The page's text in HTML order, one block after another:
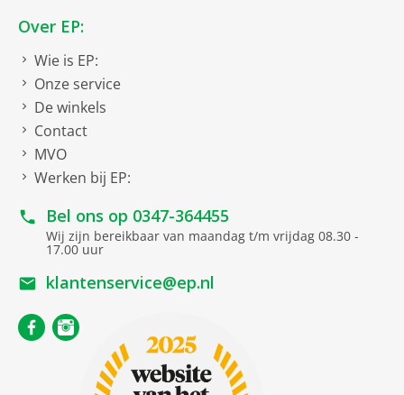
Over EP:
Wie is EP:
Onze service
De winkels
Contact
MVO
Werken bij EP:
Bel ons op 0347-364455
Wij zijn bereikbaar van maandag t/m vrijdag 08.30 -
17.00 uur
klantenservice@ep.nl